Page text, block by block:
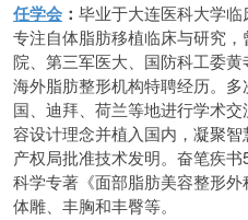
任学会 ： 毕业于大连医科大学
专注自体脂肪移植临床与研究
院、第三军医大、国防科工委
海外脂肪整形机构特聘经历。
国、迪拜、荷兰等地进行学术
容设计理念并植入国内，凝聚
产权局批准技术发明。奋笔疾
科学专著《面部脂肪美容整形外
体雕、丰胸和丰臀等。